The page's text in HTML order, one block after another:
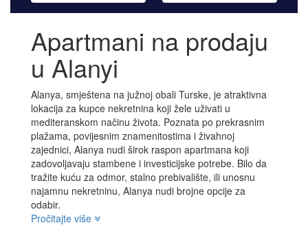
Apartmani na prodaju
u Alanyi
Alanya, smještena na južnoj obali Turske, je atraktivna
lokacija za kupce nekretnina koji žele uživati u
mediteranskom načinu života. Poznata po prekrasnim
plažama, povijesnim znamenitostima i živahnoj
zajednici, Alanya nudi širok raspon apartmana koji
zadovoljavaju stambene i investicijske potrebe. Bilo da
tražite kuću za odmor, stalno prebivalište, ili unosnu
najamnu nekretninu, Alanya nudi brojne opcije za
odabir.
Pročitajte više